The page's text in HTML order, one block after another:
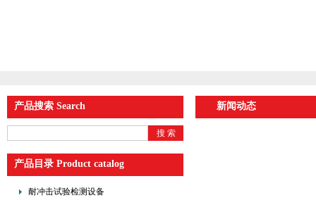
产品搜索 Search
产品目录 Product catalog
耐冲击试验检测设备
新闻动态